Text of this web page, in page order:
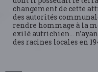
changement de cette
des autorités
rendre hommage à la
exilé autrichien…
des racines locales en